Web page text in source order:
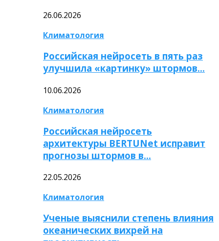
26.06.2026
Климатология
Российская нейросеть в пять раз
улучшила «картинку» штормов…
10.06.2026
Климатология
Российская нейросеть
архитектуры BERTUNet исправит
прогнозы штормов в…
22.05.2026
Климатология
Ученые выяснили степень влияния
океанических вихрей на